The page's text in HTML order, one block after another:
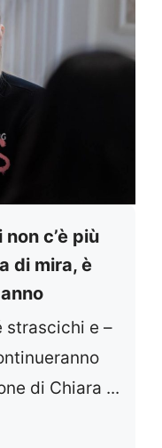
c’è più
di mira, è
strascichi e –
di Chiara ...